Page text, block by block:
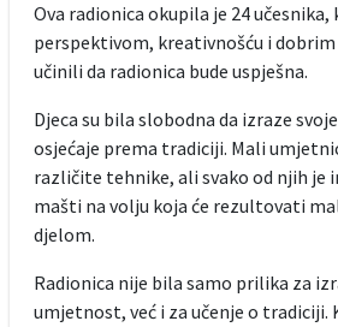
Ova radionica okupila je 24 učesnika,
perspektivom, kreativnošću i
učinili da radionica bude uspješna.
Djeca su bila slobodna da izraze
osjećaje prema tradiciji. Mali
različite tehnike, ali svako od njih je
mašti na volju koja će rezultovati
djelom.
Radionica nije bila samo prilika za
umjetnost, već i za učenje o tradiciji.